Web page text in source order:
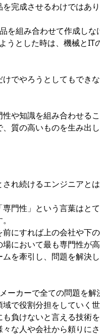
完成させるわけではあ
を組み合わせて作成しな
うとした時は、機械とIT
でやろうとしてもでき
や知識を組み合わせる
質の高いものを生み出
され続けるエンジニアと
門性」という言葉はと
にすれば上の会社や下
において最も専門性が
を牽引し、問題を解決
ーカーで全ての問題を解
で役割分担をしていく
負けないと言える技術
な人や会社から頼りに